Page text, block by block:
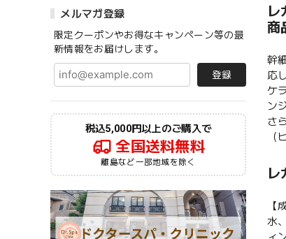
メルマガ登録
限定クーポンやお得なキャンペーン等の最
新情報をお届けします。
登録
税込5,000円以上のご購入で
全国送料無料
離島など一部地域を除く
商
幹
応
ケ
ン
さ
（
【
水